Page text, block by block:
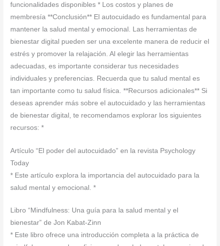
funcionalidades disponibles * Los costos y planes de
membresía **Conclusión** El autocuidado es fundamental para
mantener la salud mental y emocional. Las herramientas de
bienestar digital pueden ser una excelente manera de reducir el
estrés y promover la relajación. Al elegir las herramientas
adecuadas, es importante considerar tus necesidades
individuales y preferencias. Recuerda que tu salud mental es
tan importante como tu salud física. **Recursos adicionales** Si
deseas aprender más sobre el autocuidado y las herramientas
de bienestar digital, te recomendamos explorar los siguientes
recursos: *
Artículo “El poder del autocuidado” en la revista Psychology
Today
* Este artículo explora la importancia del autocuidado para la
salud mental y emocional. *
Libro “Mindfulness: Una guía para la salud mental y el
bienestar” de Jon Kabat-Zinn
* Este libro ofrece una introducción completa a la práctica de